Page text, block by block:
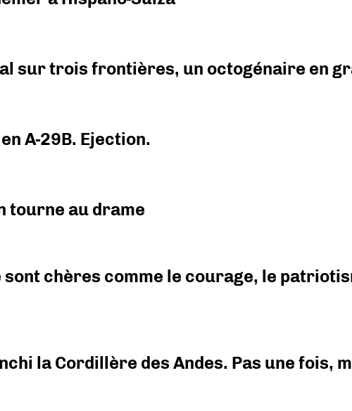
sur trois frontières, un octogénaire en
A-29B. Ejection.
tourne au drame
sont chères comme le courage, le
la Cordillère des Andes. Pas une fois,